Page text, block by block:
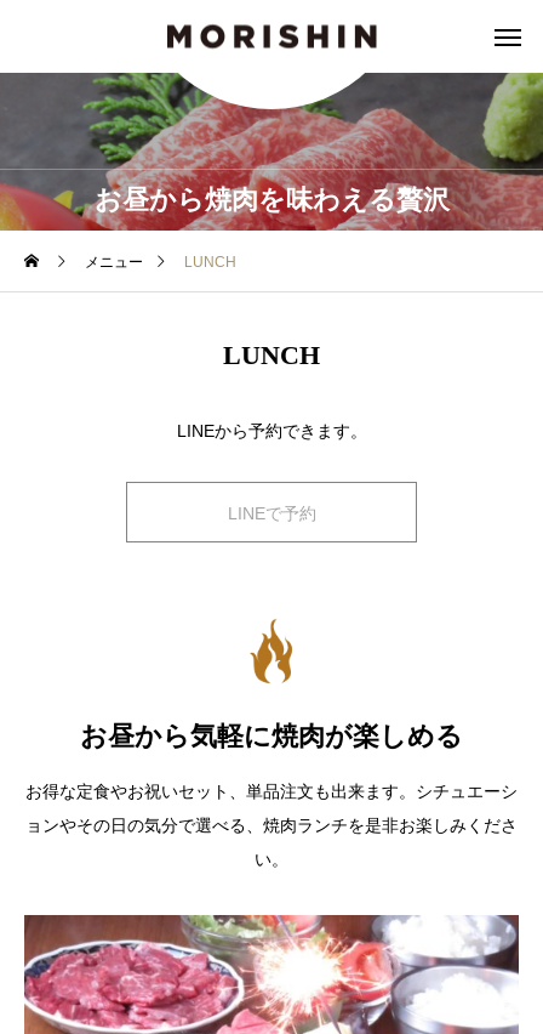
お昼から焼肉を味わえる贅沢
メニュー LUNCH
LUNCH
LINEから予約できます。
LINEで予約
お昼から気軽に焼肉が楽しめる
お得な定食やお祝いセット、単品注文も出来ます。シチュエーシ
ョンやその日の気分で選べる、焼肉ランチを是非お楽しみくださ
い。